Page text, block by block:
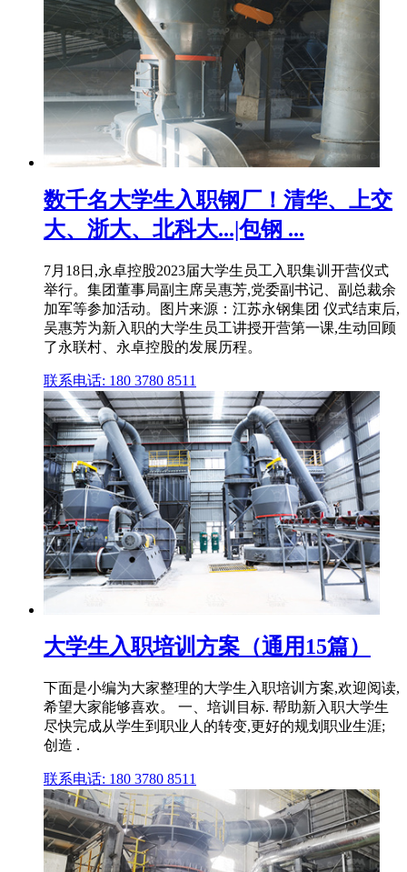
数千名大学生入职钢厂！清华、上交
大、浙大、北科大...|包钢 ...
7月18日,永卓控股2023届大学生员工入职集训开营仪式
举行。集团董事局副主席吴惠芳,党委副书记、副总裁余
加军等参加活动。图片来源：江苏永钢集团 仪式结束后,
吴惠芳为新入职的大学生员工讲授开营第一课,生动回顾
了永联村、永卓控股的发展历程。
联系电话: 180 3780 8511
大学生入职培训方案（通用15篇）
下面是小编为大家整理的大学生入职培训方案,欢迎阅读,
希望大家能够喜欢。 一、培训目标. 帮助新入职大学生
尽快完成从学生到职业人的转变,更好的规划职业生涯;
创造 .
联系电话: 180 3780 8511